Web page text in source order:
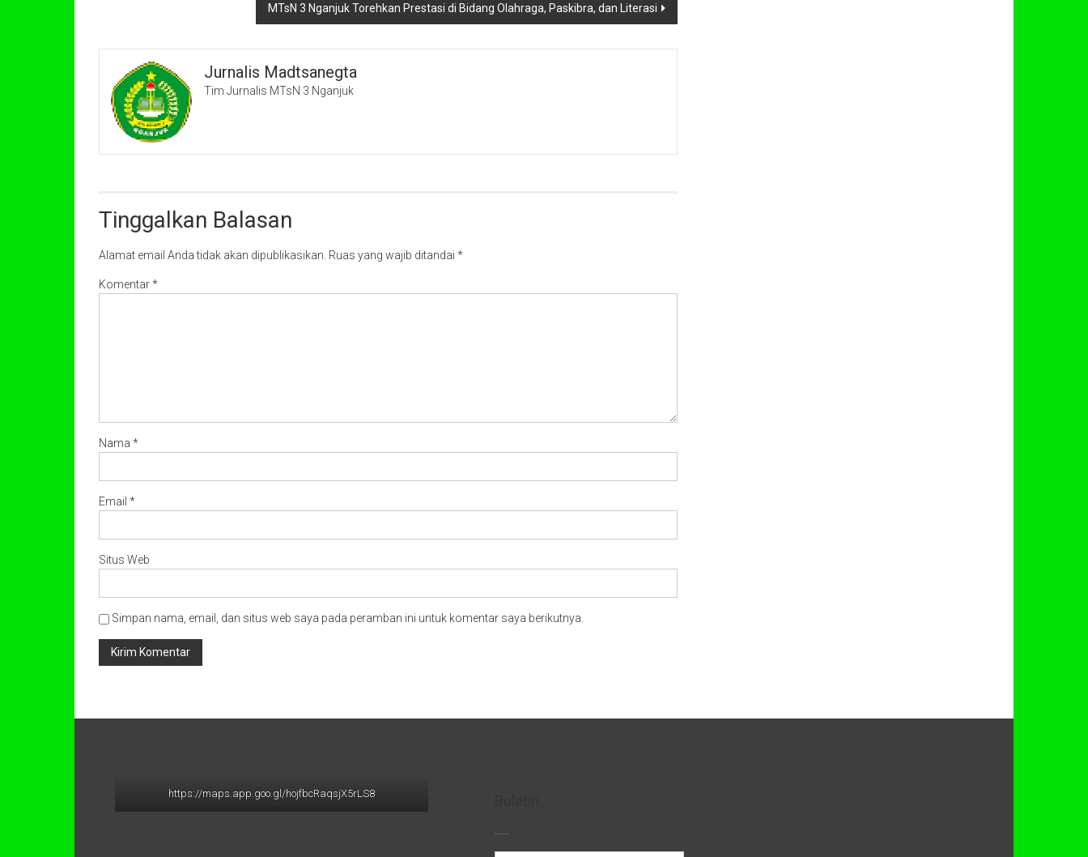
MTsN 3 Nganjuk Torehkan Prestasi di Bidang Olahraga, Paskibra, dan Literasi
Jurnalis Madtsanegta
Tim Jurnalis MTsN 3 Nganjuk
Tinggalkan Balasan
Alamat email Anda tidak akan dipublikasikan. Ruas yang wajib ditandai *
Komentar*
Nama *
Email *
Situs Web
Simpan nama, email, dan situs web saya pada peramban ini untuk komentar saya berikutnya.
https://maps.app.goo.gl/hojfbcRaqsjX5rLS8